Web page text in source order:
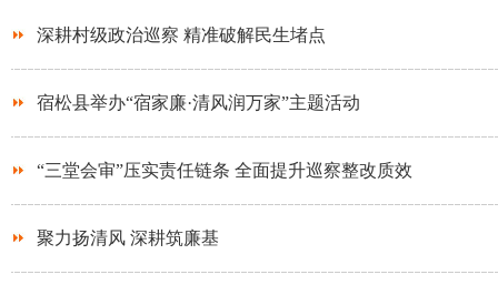
深耕村级政治巡察 精准破解民生堵点
宿松县举办“宿家廉·清风润万家”主题活动
“三堂会审”压实责任链条 全面提升巡察整改质效
聚力扬清风 深耕筑廉基